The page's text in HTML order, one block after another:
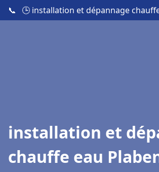
📞 🕒 installation et dépannage
installation et
chauffe eau